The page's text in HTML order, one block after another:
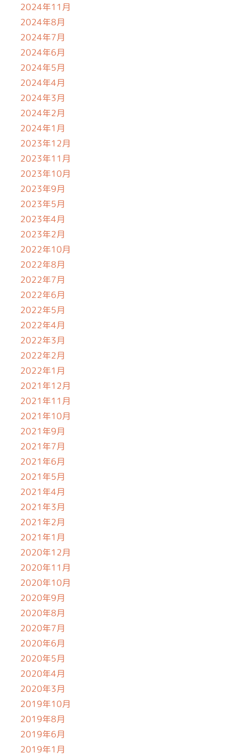
2024年11月
2024年8月
2024年7月
2024年6月
2024年5月
2024年4月
2024年3月
2024年2月
2024年1月
2023年12月
2023年11月
2023年10月
2023年9月
2023年5月
2023年4月
2023年2月
2022年10月
2022年8月
2022年7月
2022年6月
2022年5月
2022年4月
2022年3月
2022年2月
2022年1月
2021年12月
2021年11月
2021年10月
2021年9月
2021年7月
2021年6月
2021年5月
2021年4月
2021年3月
2021年2月
2021年1月
2020年12月
2020年11月
2020年10月
2020年9月
2020年8月
2020年7月
2020年6月
2020年5月
2020年4月
2020年3月
2019年10月
2019年8月
2019年6月
2019年1月